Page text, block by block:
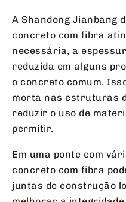
A Shandong Jianbang
concreto com fibra
necessária, a
reduzida em alguns
o concreto comum.
morta nas estruturas
reduzir o uso de
permitir.
Em uma ponte com
concreto com fibra
juntas de construção